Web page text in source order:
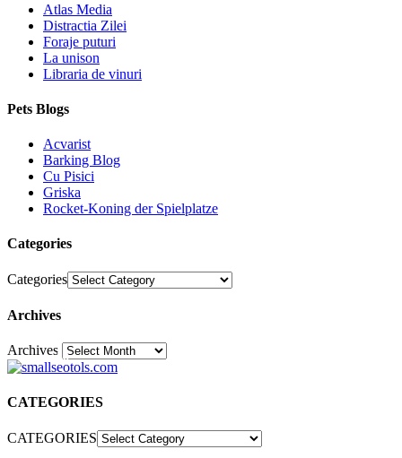
Atlas Media
Distractia Zilei
Foraje puturi
La unison
Libraria de vinuri
Pets Blogs
Acvarist
Barking Blog
Cu Pisici
Griska
Rocket-Koning der Spielplatze
Categories
Categories
Archives
Archives30
CATEGORIES
CATEGORIES